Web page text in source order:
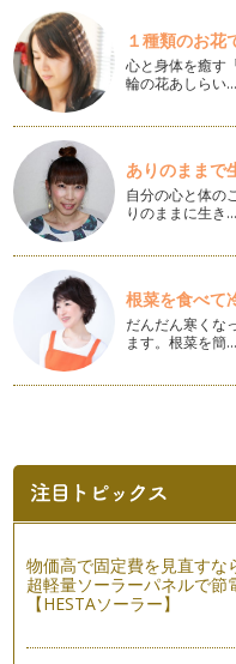
手間暇かけずに豪華なフ
フォトブック」
家族の写真をアルバムに
ない・・・。 見栄えの良
驚きのワンコイン！フォ
しく作ろう！！
この年末の年始の休みは
りました。帰省や旅行に
作って良かった！ママ目
ック
皆さんは今年、お子様の
私はこの１年間で３６冊
ベストショット選びの時
年の写真を振り返ろう！！
ママとパパのスマホ写真
用術
写真もチケットも思い出
用術
行楽シーズンの真っ只
秋は、写真を撮る機会が
１種類のお花
心と身体を癒す
輪の花あしらい…
ありのままで
自分の心と体の
りのままに生き…
根菜を食べて
だんだん寒くな
ます。根菜を簡…
物価高で固定費を見直すな
超軽量ソーラーパネルで節
【HESTAソーラー】